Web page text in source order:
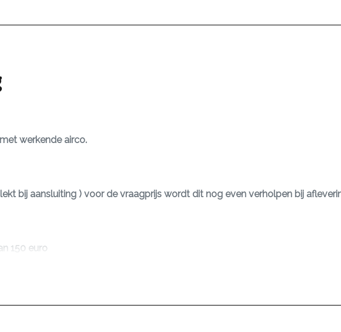
werkende airco.
bij aansluiting ) voor de vraagprijs wordt dit nog even verholpen bij
150 euro
op www.kbaleeuwarden.nl